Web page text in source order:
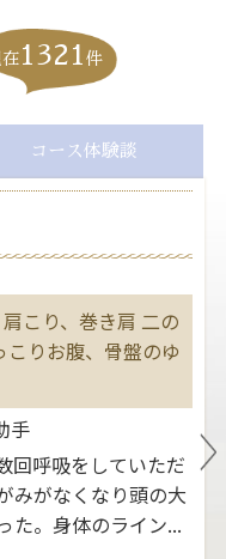
1321 件
コース体験談
こり、巻き肩 二の
りお腹、骨盤のゆ
手
回呼吸をしていただ
みがなくなり頭の大
た。身体のライン...